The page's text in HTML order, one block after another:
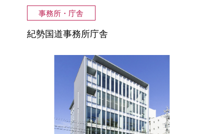
事務所・庁舎
紀勢国道事務所庁舎